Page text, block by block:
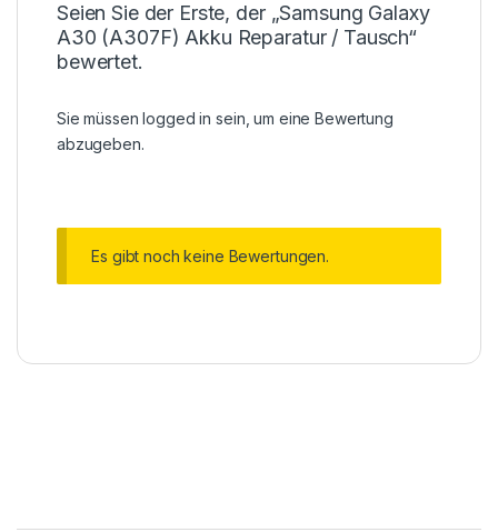
Seien Sie der Erste, der „Samsung Galaxy
A30 (A307F) Akku Reparatur / Tausch“
bewertet.
Sie müssenlogged in sein, um eine Bewertung
abzugeben.
Es gibt noch keine Bewertungen.